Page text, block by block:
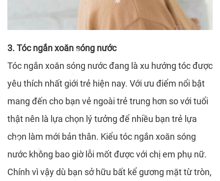
*
*
*
3. Tóc ngắn xoăn sóng nước
Tóc ngắn xoăn sóng nước đang là xu hướng tóc được
yêu thích nhất giới trẻ hiện nay. Với ưu điểm nổi bật
mang đến cho bạn vẻ ngoài trẻ trung hơn so với tuổi
thật nên là lựa chọn lý tưởng để nhiều bạn trẻ lựa
chọn làm mới bản thân. Kiểu tóc ngắn xoăn sóng
nước không bao giờ lỗi mốt được với chị em phụ nữ.
Chính vì vậy dù bạn sở hữu bất kể gương mặt từ tròn,